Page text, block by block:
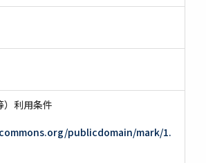
）利用条件
publicdomain/mark/1.